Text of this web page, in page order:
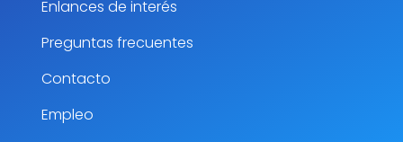
Enlances de interés
Preguntas frecuentes
Contacto
Empleo